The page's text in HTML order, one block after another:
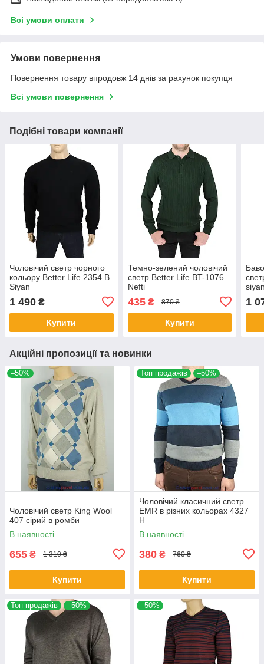
Всі умови оплати
Умови повернення
Повернення товару впродовж 14 днів за рахунок покупця
Всі умови повернення
Подібні товари компанії
Чоловічий светр чорного
кольору Better Life 2354 B
Siyan
1 490 ₴
Купити
Темно-зелений чоловічий
светр Better Life BT-1076
Nefti
435₴ 870 ₴
Купити
1
Акційні пропозиції та новинки
–50%
Чоловічий светр King Wool
407 сірий в ромби
В наявності
655 ₴ 1 310 ₴
Купити
Топ продажів –50%
Чоловічий класичний светр
EMR в різних кольорах 4327
Н
В наявності
380 ₴ 760 ₴
Купити
Топ продажів –50% –50%